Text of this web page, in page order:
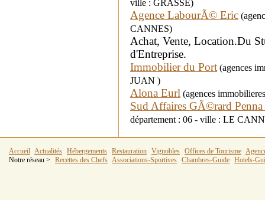
ville : GRASSE)
Agence LabourÃ© Eric
CANNES)
Achat, Vente, Location.Du
d'Entreprise.
Immobilier du Port (agences
JUAN )
Alona Eurl (agences
Sud Affaires GÃ©rard Penna
département : 06 - ville : LE
Accueil Actualités Hébergements Restauration Vignobles Offices de Tourisme
Notre réseau >
Recettes des Chefs Associations-Sportives Chambres-Guide Hotels-